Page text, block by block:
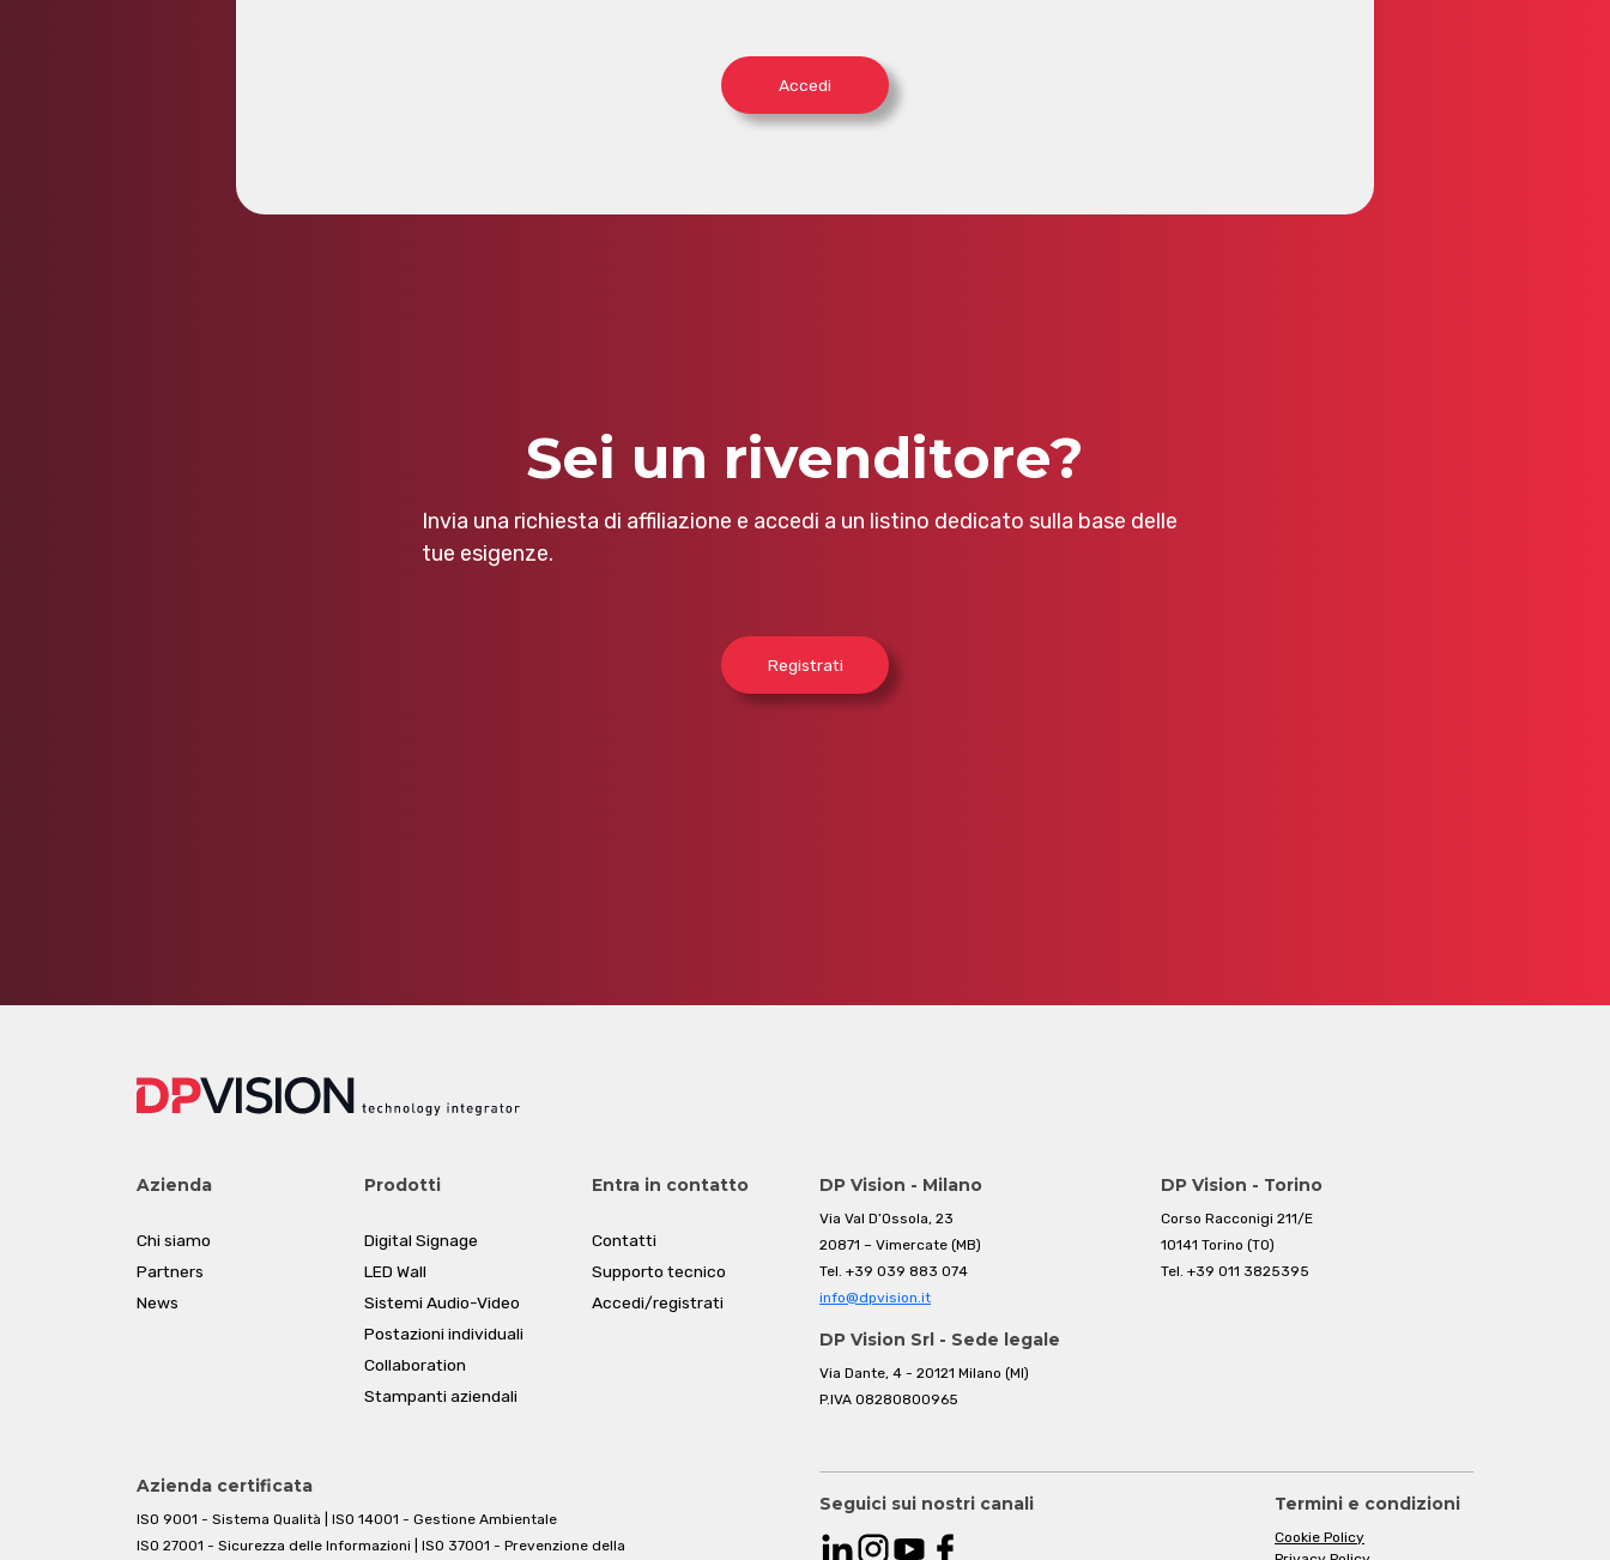
Accedi
Sei un rivenditore?
Invia una richiesta di affiliazione e accedi a un listino dedicato sulla base delle
tue esigenze.
Registrati
Azienda
Chi siamo
Partners
News
Prodotti
Digital Signage
LED Wall
Sistemi Audio-Video
Postazioni individuali
Collaboration
Stampanti aziendali
Entra in contatto
Contatti
Supporto tecnico
Accedi/registrati
DP Vision - Milano
Via Val D’Ossola, 23
20871 – Vimercate (MB)
Tel. +39 039 883 074
info@dpvision.it
DP Vision Srl - Sede legale
Via Dante, 4 - 20121 Milano (MI)
P.IVA 08280800965
DP Vision - Torino
Corso Racconigi 211/E
10141 Torino (TO)
Tel. +39 011 3825395
Azienda certificata
ISO 9001 - Sistema Qualità | ISO 14001 - Gestione Ambientale
ISO 27001 - Sicurezza delle Informazioni | ISO 37001 - Prevenzione della
Seguici sui nostri canali Termini e condizioni
Cookie Policy